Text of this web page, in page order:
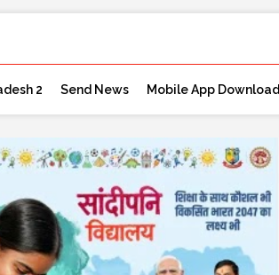
2 Send News Mobile App Download